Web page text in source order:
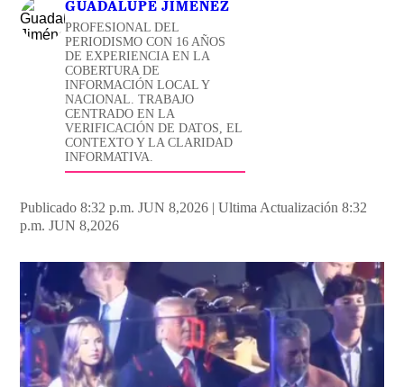
GUADALUPE JIMÉNEZ
PROFESIONAL DEL
PERIODISMO CON 16 AÑOS
DE EXPERIENCIA EN LA
COBERTURA DE
INFORMACIÓN LOCAL Y
NACIONAL. TRABAJO
CENTRADO EN LA
VERIFICACIÓN DE DATOS, EL
CONTEXTO Y LA CLARIDAD
INFORMATIVA.
Publicado 8:32 p.m. JUN 8,2026 | Ultima Actualización 8:32
p.m. JUN 8,2026